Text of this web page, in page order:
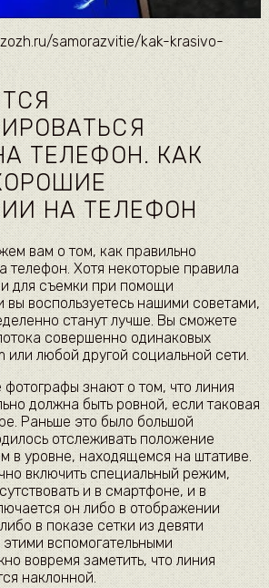
samorazvitie/kak-krasivo-
ТЕЛЕФОН. КАК
НА ТЕЛЕФОН
вам о том, как правильно
телефон. Хотя некоторые правила
для съемки при помощи
вы воспользуетесь нашими советами,
станут лучше. Вы сможете
совершенно одинаковых
или любой другой социальной сети.
знают о том, что линия
должна быть ровной, если таковая
Раньше это было большой
отслеживать положение
в уровне, находящемся на штативе.
включить специальный режим,
и в смартфоне, и в
он либо в отображении
в показе сетки из девяти
этими вспомогательными
вовремя заметить, что линия
наклонной.